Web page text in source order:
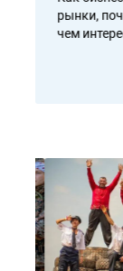
рынки,
чем